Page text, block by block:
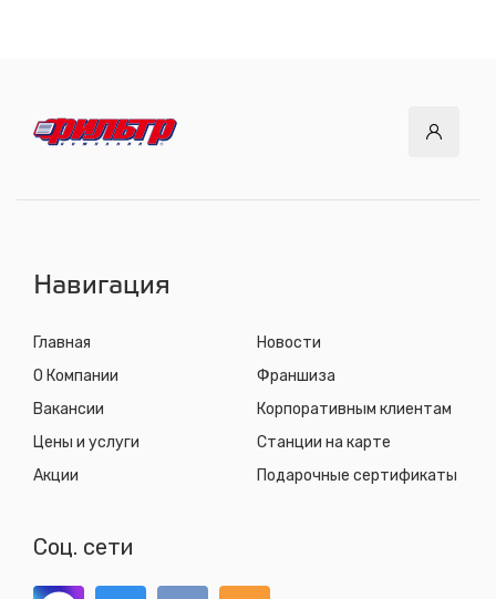
с 8.00 до 22.30, без выходных
Навигация
Главная
О Компании
Вакансии
Цены и услуги
Акции
Новости
Франшиза
Корпоративным клиентам
Станции на карте
Подарочные сертификаты
Соц. сети